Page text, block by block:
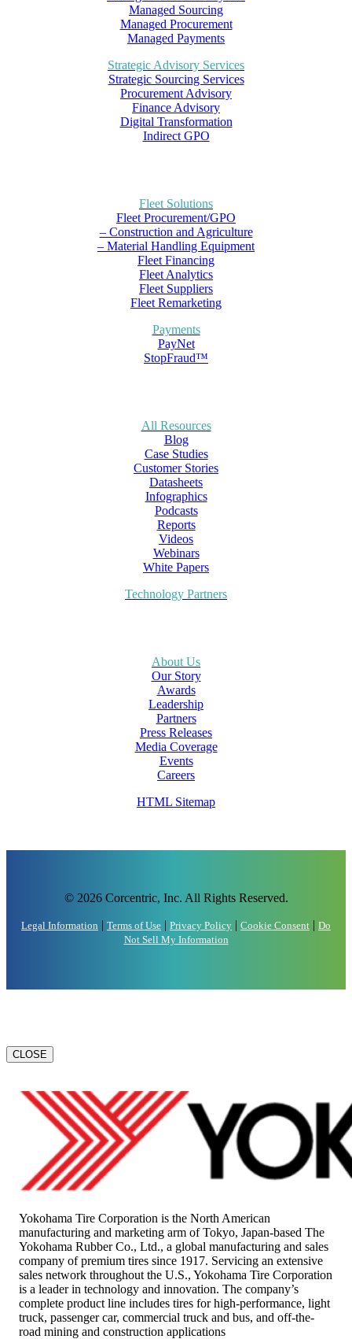
Managed Sourcing
Managed Procurement
Managed Payments
Strategic Advisory Services
Strategic Sourcing Services
Procurement Advisory
Finance Advisory
Digital Transformation
Indirect GPO
Fleet Solutions
Fleet Procurement/GPO
– Construction and Agriculture
– Material Handling Equipment
Fleet Financing
Fleet Analytics
Fleet Suppliers
Fleet Remarketing
Payments
PayNet
StopFraud™
All Resources
Blog
Case Studies
Customer Stories
Datasheets
Infographics
Podcasts
Reports
Videos
Webinars
White Papers
Technology Partners
About Us
Our Story
Awards
Leadership
Partners
Press Releases
Media Coverage
Events
Careers
HTML Sitemap
© 2026 Corcentric, Inc. All Rights Reserved.
Legal Information | Terms of Use | Privacy Policy | Cookie Consent | Do
Not Sell My Information
CLOSE
Yokohama Tire Corporation is the North American
manufacturing and marketing arm of Tokyo, Japan-based The
Yokohama Rubber Co., Ltd., a global manufacturing and sales
company of premium tires since 1917. Servicing an extensive
sales network throughout the U.S., Yokohama Tire Corporation
is a leader in technology and innovation. The company’s
complete product line includes tires for high-performance, light
truck, passenger car, commercial truck and bus, and off-the-
road mining and construction applications